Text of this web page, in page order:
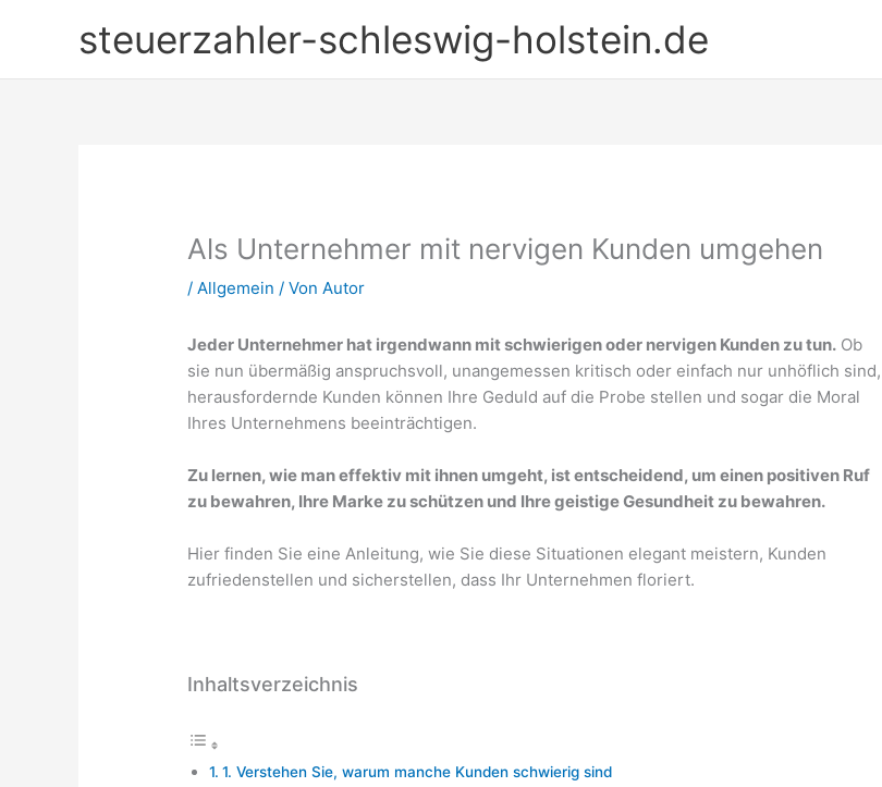
steuerzahler-schleswig-holstein.de
Als Unternehmer mit nervigen Kunden umgehen
/Allgemein / VonAutor
Jeder Unternehmer hat irgendwann mit schwierigen oder nervigen Kunden zu tun. Ob
sie nun übermäßig anspruchsvoll, unangemessen kritisch oder einfach nur unhöflich sind,
herausfordernde Kunden können Ihre Geduld auf die Probe stellen und sogar die Moral
Ihres Unternehmens beeinträchtigen.
Zu lernen, wie man effektiv mit ihnen umgeht, ist entscheidend, um einen positiven Ruf
zu bewahren, Ihre Marke zu schützen und Ihre geistige Gesundheit zu bewahren.
Hier finden Sie eine Anleitung, wie Sie diese Situationen elegant meistern, Kunden
zufriedenstellen und sicherstellen, dass Ihr Unternehmen floriert.
Inhaltsverzeichnis
1. Verstehen Sie, warum manche Kunden schwierig sind